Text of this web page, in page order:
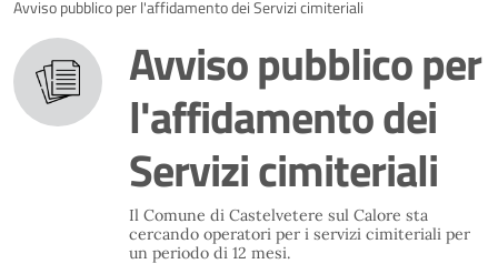
Avviso pubblico per l'affidamento dei Servizi cimiteriali
Avviso pubblico per
l'affidamento dei
Servizi cimiteriali
Il Comune di Castelvetere sul Calore sta
cercando operatori per i servizi cimiteriali per
un periodo di 12 mesi.